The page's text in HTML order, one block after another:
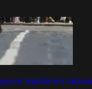
toplotnim